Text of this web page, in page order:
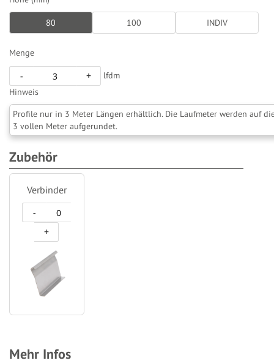
80 100 INDIV
Menge
- +
lfdm
Hinweis
Profile nur in 3 Meter Längen erhältlich. Die Laufmeter werden auf
3 vollen Meter aufgerundet.
Zubehör
Verbinder
-
+
Mehr Infos